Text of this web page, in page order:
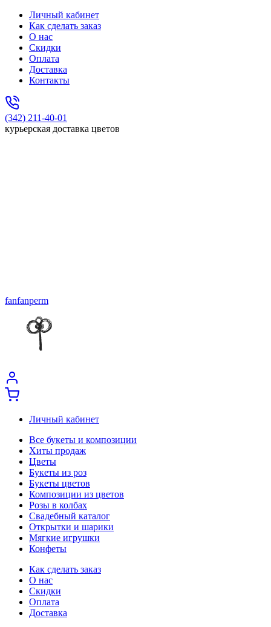
Личный кабинет
Как сделать заказ
О нас
Скидки
Оплата
Доставка
Контакты
(342) 211-40-01
курьерская доставка цветов
fanfanperm
Личный кабинет
Все букеты и композиции
Хиты продаж
Цветы
Букеты из роз
Букеты цветов
Композиции из цветов
Розы в колбах
Свадебный каталог
Открытки и шарики
Мягкие игрушки
Конфеты
Как сделать заказ
О нас
Скидки
Оплата
Доставка